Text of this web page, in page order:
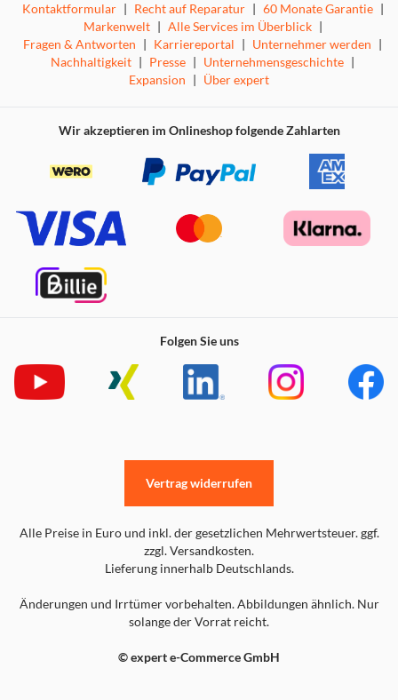
Kontaktformular | Recht auf Reparatur | 60 Monate Garantie |
Markenwelt | Alle Services im Überblick |
Fragen & Antworten | Karriereportal | Unternehmer werden |
Nachhaltigkeit | Presse | Unternehmensgeschichte |
Expansion | Über expert
Wir akzeptieren im Onlineshop folgende Zahlarten
Folgen Sie uns
Alle Preise in Euro und inkl. der gesetzlichen Mehrwertsteuer. ggf.
zzgl. Versandkosten.
Lieferung innerhalb Deutschlands.
Änderungen und Irrtümer vorbehalten. Abbildungen ähnlich. Nur
solange der Vorrat reicht.
© expert e-Commerce GmbH
Vertrag widerrufen